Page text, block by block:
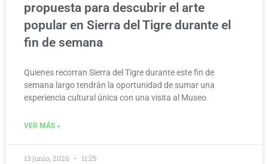
propuesta para descubrir el arte
popular en Sierra del Tigre durante el
fin de semana
Quienes recorran Sierra del Tigre durante este fin de
semana largo tendrán la oportunidad de sumar una
experiencia cultural única con una visita al Museo
VER MÁS »
13 junio, 2026 11:25